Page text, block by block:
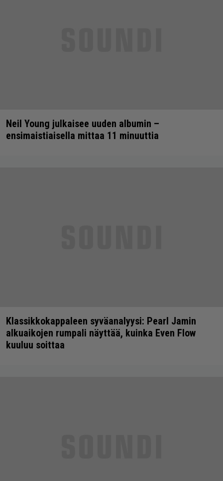
Neil Young julkaisee uuden albumin –
ensimaistiaisella mittaa 11 minuuttia
Klassikkokappaleen syväanalyysi: Pearl Jamin
alkuaikojen rumpali näyttää, kuinka Even Flow
kuuluu soittaa